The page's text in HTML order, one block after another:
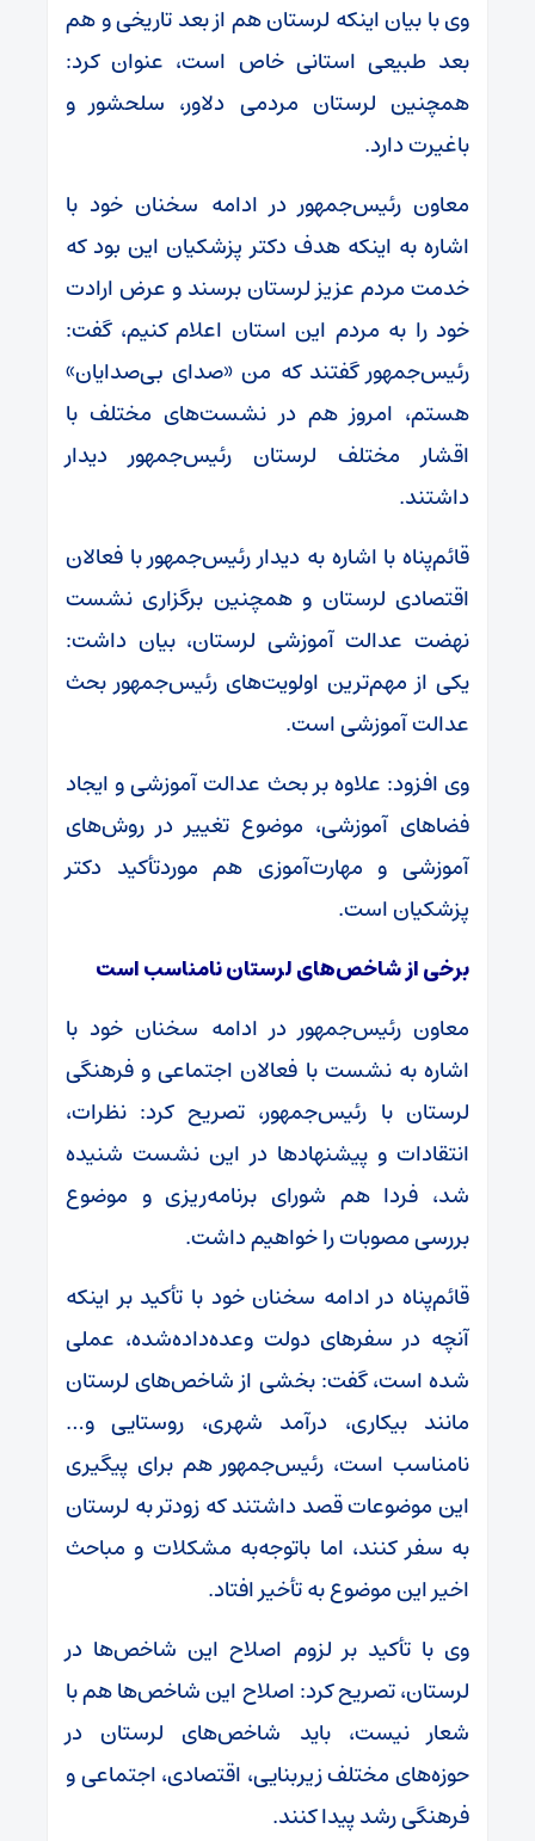
وی با بیان اینکه لرستان هم از بعد تاریخی و هم
بعد طبیعی استانی خاص است، عنوان کرد:
همچنین لرستان مردمی دلاور، سلحشور و
باغیرت دارد.
معاون رئیس‌جمهور در ادامه سخنان خود با
اشاره به اینکه هدف دکتر پزشکیان این بود که
خدمت مردم عزیز لرستان برسند و عرض ارادت
خود را به مردم این استان اعلام کنیم، گفت:
رئیس‌جمهور گفتند که من «صدای بی‌صدایان»
هستم، امروز هم در نشست‌های مختلف با
اقشار مختلف لرستان رئیس‌جمهور دیدار
داشتند.
قائم‌پناه با اشاره به دیدار رئیس‌جمهور با فعالان
اقتصادی لرستان و همچنین برگزاری نشست
نهضت عدالت آموزشی لرستان، بیان داشت:
یکی از مهم‌ترین اولویت‌های رئیس‌جمهور بحث
عدالت آموزشی است.
وی افزود: علاوه بر بحث عدالت آموزشی و ایجاد
فضاهای آموزشی، موضوع تغییر در روش‌های
آموزشی و مهارت‌آموزی هم موردتأکید دکتر
پزشکیان است.
برخی از شاخص‌های لرستان نامناسب است
معاون رئیس‌جمهور در ادامه سخنان خود با
اشاره به نشست با فعالان اجتماعی و فرهنگی
لرستان با رئیس‌جمهور، تصریح کرد: نظرات،
انتقادات و پیشنهادها در این نشست شنیده
شد، فردا هم شورای برنامه‌ریزی و موضوع
بررسی مصوبات را خواهیم داشت.
قائم‌پناه در ادامه سخنان خود با تأکید بر اینکه
آنچه در سفرهای دولت وعده‌داده‌شده، عملی
شده است، گفت: بخشی از شاخص‌های لرستان
مانند بیکاری، درآمد شهری، روستایی و…
نامناسب است، رئیس‌جمهور هم برای پیگیری
این موضوعات قصد داشتند که زودتر به لرستان
به سفر کنند، اما باتوجه‌به مشکلات و مباحث
اخیر این موضوع به تأخیر افتاد.
وی با تأکید بر لزوم اصلاح این شاخص‌ها در
لرستان، تصریح کرد: اصلاح این شاخص‌ها هم با
شعار نیست، باید شاخص‌های لرستان در
حوزه‌های مختلف زیربنایی، اقتصادی، اجتماعی و
فرهنگی رشد پیدا کنند.